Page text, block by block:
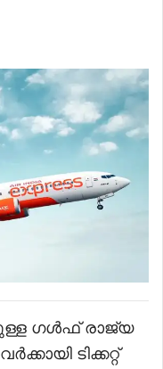
ഗൾഫ് രാജ്യ
ടിക്കറ്റ്